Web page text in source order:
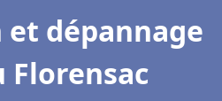
dépannage
Florensac